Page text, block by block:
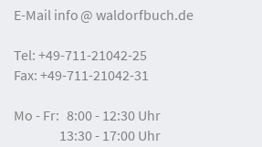
E-Mail info waldorfbuch.de
Tel: +49-711-21042-25
Fax: +49-711-21042-31
Mo - Fr: 8:00 - 12:30 Uhr
13:30 - 17:00 Uhr